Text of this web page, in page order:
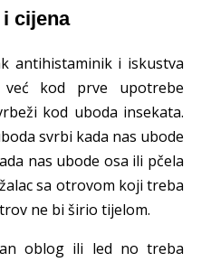
cijena
antihistaminik i iskustva
već kod prve upotrebe
kod uboda insekata.
svrbi kada nas ubode
nas ubode osa ili pčela
sa otrovom koji treba
ne bi širio tijelom.
oblog ili led no treba